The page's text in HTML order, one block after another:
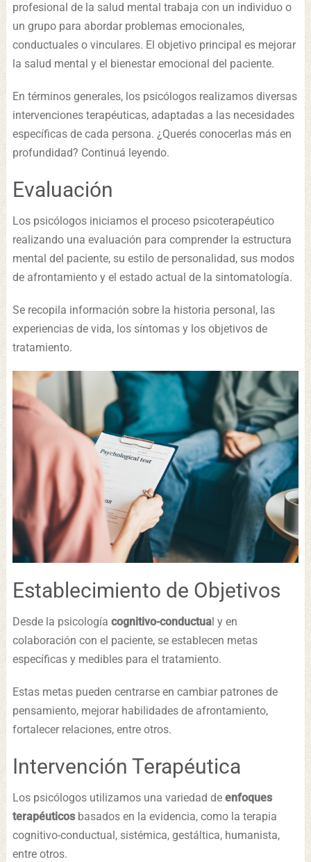
profesional de la salud mental trabaja con un individuo o
un grupo para abordar problemas emocionales,
conductuales o vinculares. El objetivo principal es mejorar
la salud mental y el bienestar emocional del paciente.
En términos generales, los psicólogos realizamos diversas
intervenciones terapéuticas, adaptadas a las necesidades
específicas de cada persona. ¿Querés conocerlas más en
profundidad? Continuá leyendo.
Evaluación
Los psicólogos iniciamos el proceso psicoterapéutico
realizando una evaluación para comprender la estructura
mental del paciente, su estilo de personalidad, sus modos
de afrontamiento y el estado actual de la sintomatología.
Se recopila información sobre la historia personal, las
experiencias de vida, los síntomas y los objetivos de
tratamiento.
Establecimiento de Objetivos
Desde la psicología cognitivo-conductual y en
colaboración con el paciente, se establecen metas
específicas y medibles para el tratamiento.
Estas metas pueden centrarse en cambiar patrones de
pensamiento, mejorar habilidades de afrontamiento,
fortalecer relaciones, entre otros.
Intervención Terapéutica
Los psicólogos utilizamos una variedad de enfoques
terapéuticosbasados en la evidencia, como la terapia
cognitivo-conductual, sistémica, gestáltica, humanista,
entre otros.